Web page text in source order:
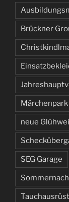
Brückner
neue
SEG Garage